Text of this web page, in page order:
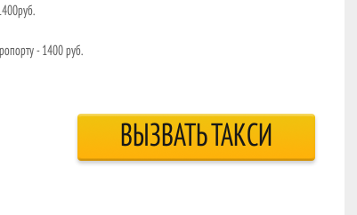
руб.
- 1400 руб.
ВЫЗВАТЬ ТАКСИ